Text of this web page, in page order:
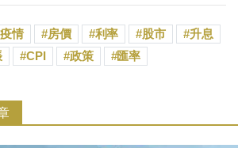
疫情 房價 利率 股市
升息
CPI 政策 匯率